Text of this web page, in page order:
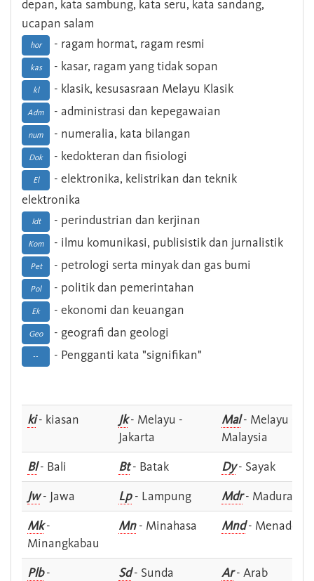
depan, kata sambung, kata seru, kata sandang,
ucapan salam
hor - ragam hormat, ragam resmi
kas - kasar, ragam yang tidak sopan
kl - klasik, kesusasraan Melayu Klasik
Adm - administrasi dan kepegawaian
num - numeralia, kata bilangan
Dok - kedokteran dan fisiologi
El
- elektronika, kelistrikan dan teknik
elektronika
Idt - perindustrian dan kerjinan
Kom - ilmu komunikasi, publisistik dan jurnalistik
Pet - petrologi serta minyak dan gas bumi
Pol - politik dan pemerintahan
Ek - ekonomi dan keuangan
Geo - geografi dan geologi
-- - Pengganti kata "signifikan"
ki- kiasan Jk- Melayu -
Jakarta
Mal- Melayu -
Malaysia
Bl- Bali Bt- Batak Dy- Sayak
Jw- Jawa Lp- Lampung Mdr- Madura
Mk-
Minangkabau
Mn- Minahasa Mnd- Menado
Plb-
Sd- Sunda Ar- Arab